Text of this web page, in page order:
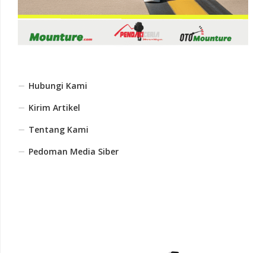
Hubungi Kami
Kirim Artikel
Tentang Kami
Pedoman Media Siber